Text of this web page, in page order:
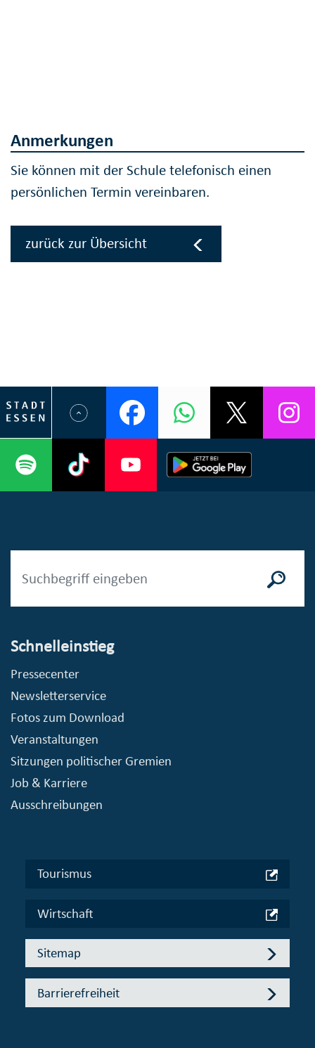
Anmerkungen
Sie können mit der Schule telefonisch einen
persönlichen Termin vereinbaren.
zurück zur Übersicht
Schnelleinstieg
Pressecenter
Newsletterservice
Fotos zum Download
Veranstaltungen
Sitzungen politischer Gremien
Job & Karriere
Ausschreibungen
Tourismus
Wirtschaft
Sitemap
Barrierefreiheit